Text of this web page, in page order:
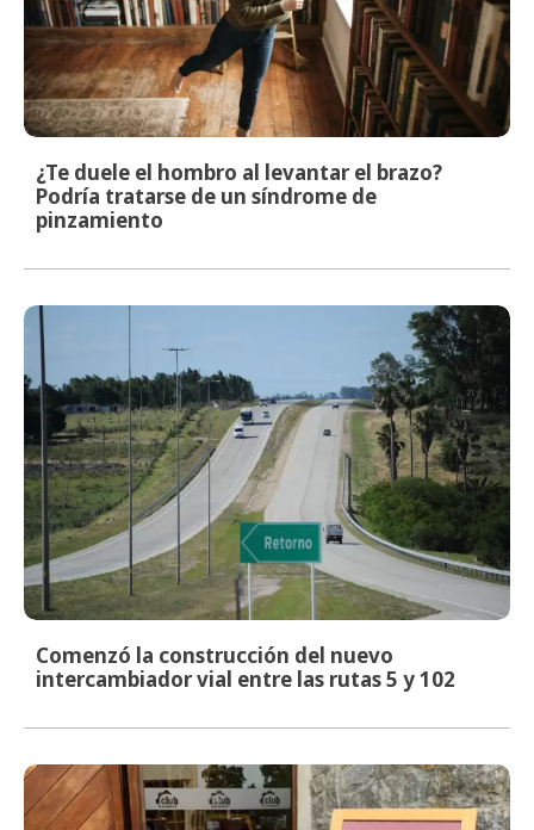
¿Te duele el hombro al levantar el brazo?
Podría tratarse de un síndrome de
pinzamiento
Comenzó la construcción del nuevo
intercambiador vial entre las rutas 5 y 102